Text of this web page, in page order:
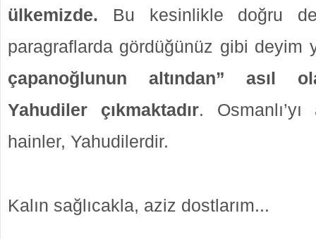
ülkemizde. Bu kesinlikle doğru
paragraflarda gördüğünüz gibi deyim
çapanoğlunun altından” asıl
Yahudiler çıkmaktadır.
hainler, Yahudilerdir.
Kalın sağlıcakla, aziz dostlarım...